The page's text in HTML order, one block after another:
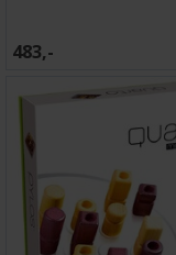
483,-